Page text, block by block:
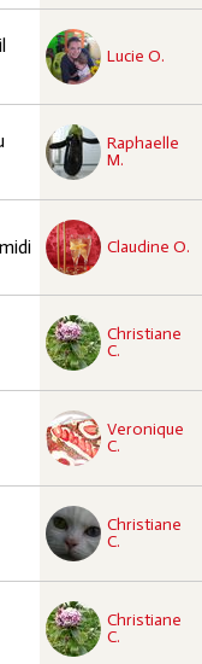
Lucie O.
recette à tester
Raphaelle
M.
recette à tester
Claudine O.
recette à tester
Christiane
C.
recette à tester
Veronique
C.
recette à tester
Christiane
C.
recette à tester
Christiane
C.
recette à tester